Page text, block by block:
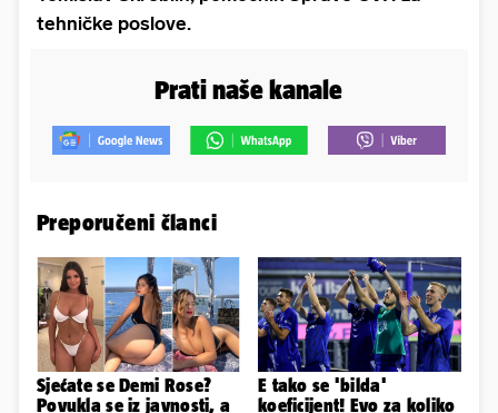
tehničke poslove.
Prati naše kanale
Preporučeni članci
Sjećate se Demi Rose?
Povukla se iz javnosti, a
E tako se 'bilda'
koeficijent! Evo za koliko